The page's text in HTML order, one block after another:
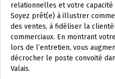
relationnelles et votre capacité
Soyez prêt(e) à illustrer
des ventes, à fidéliser la
commerciaux. En montrant
lors de l’entretien, vous
décrocher le poste convoité
Valais.